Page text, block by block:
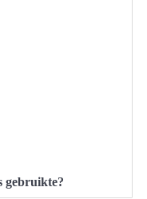
gebruikte?